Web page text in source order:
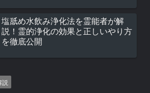
塩舐め水飲み浄化法を霊能者が解
説！霊的浄化の効果と正しいやり方
を徹底公開
説